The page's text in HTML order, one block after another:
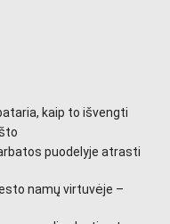
kaip to išvengti
puodelyje atrasti
namų virtuvėje –